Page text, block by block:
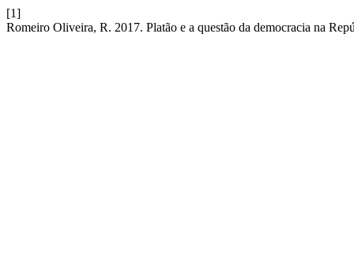
[1]
Romeiro Oliveira, R. 2017. Platão e a questão da democracia na